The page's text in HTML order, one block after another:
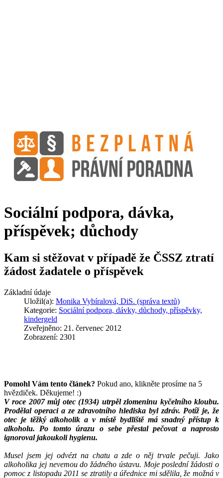
Sociální podpora, dávka,
příspěvek; důchody
Kam si stěžovat v případě že ČSSZ ztratí
žádost žadatele o příspěvek
Základní údaje
Uložil(a): Monika Vybíralová, DiS. (správa textů)
Kategorie: Sociální podpora, dávky, důchody, příspěvky,
kindergeld
Zveřejněno: 21. červenec 2012
Zobrazení: 2301
Pomohl Vám tento článek? Pokud ano, klikněte prosíme na 5
hvězdiček. Děkujeme! :)
V roce 2007 můj otec (1934) utrpěl zlomeninu kyčelního kloubu.
Prodělal operaci a ze zdravotního hlediska byl zdráv. Potíž je, že
otec je těžký alkoholik a v místě bydliště má snadný přístup k
alkoholu. Po tomto úrazu o sebe přestal pečovat a naprosto
ignoroval jakoukoli hygienu.
Musel jsem jej odvézt na chatu a zde o něj trvale pečuji. Jako
alkoholika jej nevemou do žádného ústavu. Moje poslední žádosti o
pomoc z listopadu 2011 se ztratily a úřednice mi sdělila, že možná v